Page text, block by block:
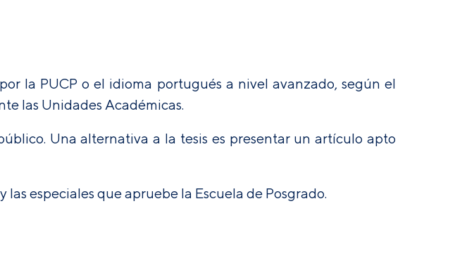
la PUCP o el idioma portugués a nivel avanzado, según el
las Unidades Académicas.
Una alternativa a la tesis es presentar un artículo apto
especiales que apruebe la Escuela de Posgrado.